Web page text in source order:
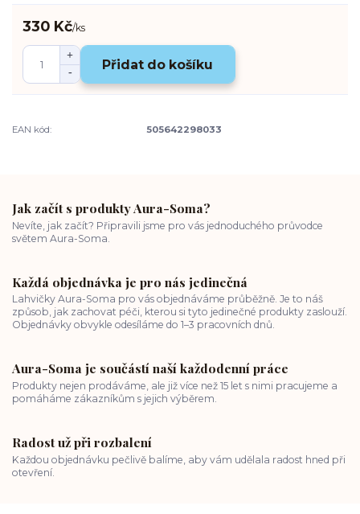
330 Kč/ks
Přidat do košíku
EAN kód: 505642298033
Jak začít s produkty Aura-Soma?
Nevíte, jak začít? Připravili jsme pro vás jednoduchého průvodce
světem Aura-Soma.
Každá objednávka je pro nás jedinečná
Lahvičky Aura-Soma pro vás objednáváme průběžně. Je to náš
způsob, jak zachovat péči, kterou si tyto jedinečné produkty zaslouží.
Objednávky obvykle odesíláme do 1–3 pracovních dnů.
Aura-Soma je součástí naší každodenní práce
Produkty nejen prodáváme, ale již více než 15 let s nimi pracujeme a
pomáháme zákazníkům s jejich výběrem.
Radost už při rozbalení
Každou objednávku pečlivě balíme, aby vám udělala radost hned při
otevření.